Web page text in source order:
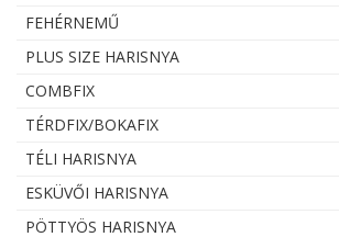
FEHÉRNEMŰ
PLUS SIZE HARISNYA
COMBFIX
TÉRDFIX/BOKAFIX
TÉLI HARISNYA
ESKÜVŐI HARISNYA
PÖTTYÖS HARISNYA